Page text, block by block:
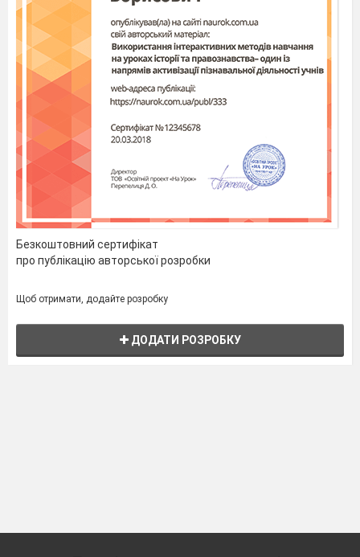
Безкоштовний сертифікат
про публікацію авторської розробки
Щоб отримати, додайте розробку
ДОДАТИ РОЗРОБКУ